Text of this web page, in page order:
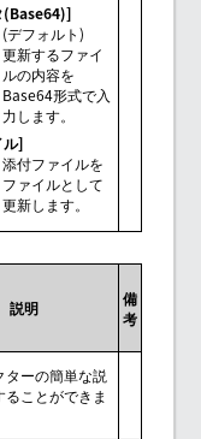
(Base64)]
(デフォルト)
更新するファイ
ルの内容を
Base64形式で入
力します。
ル]
添付ファイルを
ファイルとして
更新します。
説明
備
考
ターの簡単な説
ることができま